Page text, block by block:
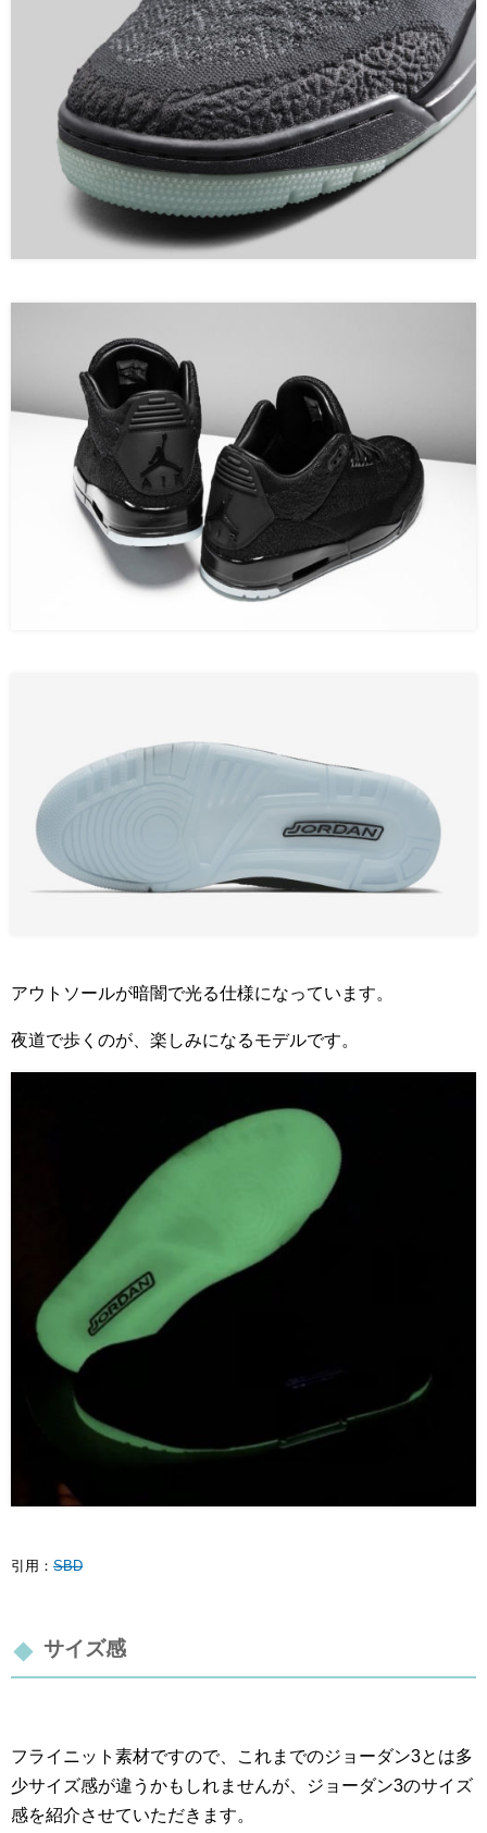
アウトソールが暗闇で光る仕様になっています。
夜道で歩くのが、楽しみになるモデルです。
引用： SBD
サイズ感
フライニット素材ですので、これまでのジョーダン3とは多
少サイズ感が違うかもしれませんが、ジョーダン3のサイズ
感を紹介させていただきます。